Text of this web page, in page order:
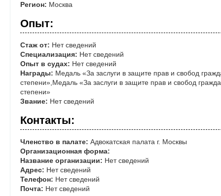
Регион: Москва
Опыт:
Стаж от: Нет сведений
Специализация: Нет сведений
Опыт в судах: Нет сведений
Награды: Медаль «За заслуги в защите прав и свобод
степени»,Медаль «За заслуги в защите прав и свобод
степени»
Звание: Нет сведений
Контакты:
Членство в палате: Адвокатская палата г. Москвы
Организационная форма:
Название организации: Нет сведений
Адрес: Нет сведений
Телефон: Нет сведений
Почта: Нет сведений